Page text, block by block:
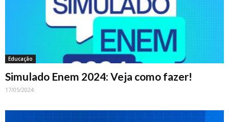
Educação
Simulado Enem 2024: Veja como fazer!
17/05/2024